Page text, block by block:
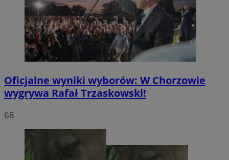
Oficjalne wyniki wyborów: W Chorzowie
wygrywa Rafał Trzaskowski!
68